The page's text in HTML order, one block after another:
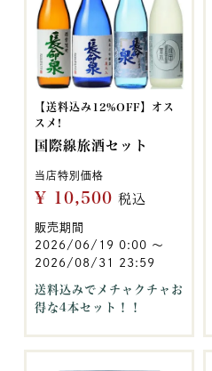
【送料込み12%OFF】オス
スメ!
国際線旅酒セット
当店特別価格
¥ 10,500 税込
販売期間
2026/06/19 0:00 〜
2026/08/31 23:59
送料込みでメチャクチャお
得な4本セット！！